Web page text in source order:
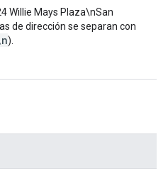
Willie Mays Plaza\nSan
de dirección se separan con
).